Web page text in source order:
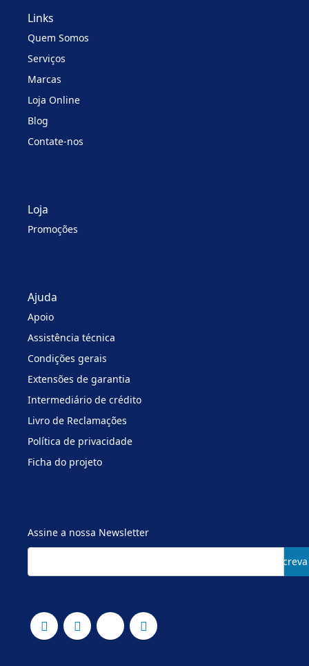
Links
Quem Somos
Serviços
Marcas
Loja Online
Blog
Contate-nos
Loja
Promoções
Ajuda
Apoio
Assistência técnica
Condições gerais
Extensões de garantia
Intermediário de crédito
Livro de Reclamações
Política de privacidade
Ficha do projeto
Assine a nossa Newsletter
Subscreva